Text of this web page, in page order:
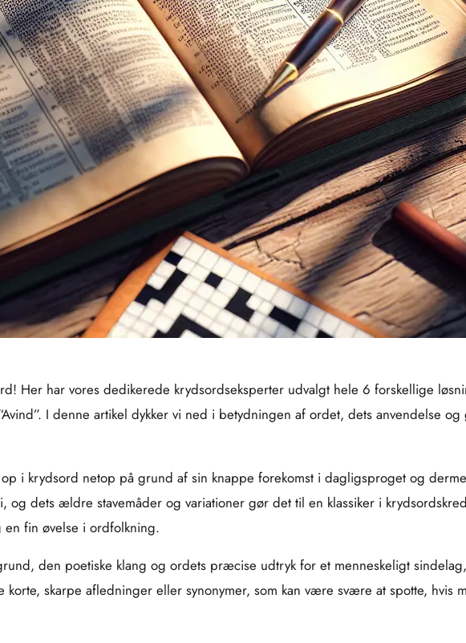
Her har vores dedikerede krydsordseksperter udvalgt hele 6 forskellige
I denne artikel dykker vi ned i betydningen af ordet, dets anvendelse
i krydsord netop på grund af sin knappe forekomst i dagligsproget og
dets ældre stavemåder og variationer gør det til en klassiker i
fin øvelse i ordfolkning.
den poetiske klang og ordets præcise udtryk for et menneskeligt
skarpe afledninger eller synonymer, som kan være svære at spotte, hvis